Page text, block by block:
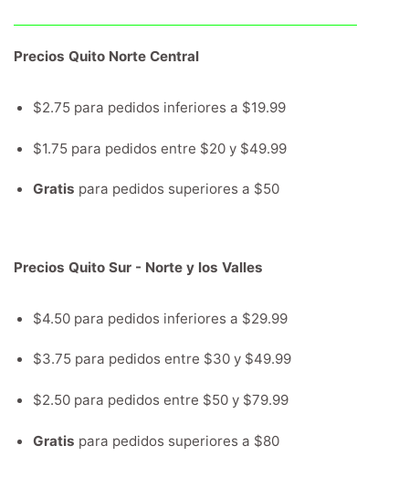
Precios Quito Norte Central
$2.75 para pedidos inferiores a $19.99
$1.75 para pedidos entre $20 y $49.99
Gratis para pedidos superiores a $50
Precios Quito Sur - Norte y los Valles
$4.50 para pedidos inferiores a $29.99
$3.75 para pedidos entre $30 y $49.99
$2.50 para pedidos entre $50 y $79.99
Gratis para pedidos superiores a $80